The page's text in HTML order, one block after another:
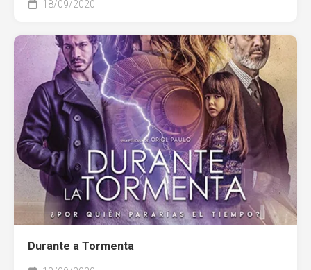
18/09/2020
Durante a Tormenta